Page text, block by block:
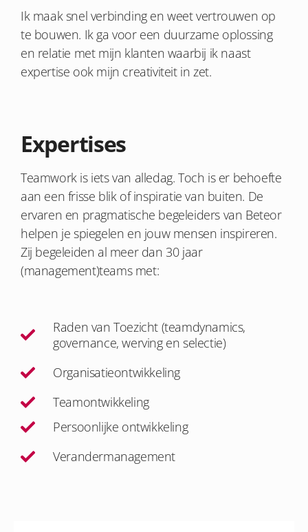
Ik maak snel verbinding en weet vertrouwen op
te bouwen. Ik ga voor een duurzame oplossing
en relatie met mijn klanten waarbij ik naast
expertise ook mijn creativiteit in zet.
Expertises
Teamwork is iets van alledag. Toch is er behoefte
aan een frisse blik of inspiratie van buiten. De
ervaren en pragmatische begeleiders van Beteor
helpen je spiegelen en jouw mensen inspireren.
Zij begeleiden al meer dan 30 jaar
(management)teams met:
Raden van Toezicht (teamdynamics,
governance, werving en selectie)
Organisatieontwikkeling
Teamontwikkeling
Persoonlijke ontwikkeling
Verandermanagement